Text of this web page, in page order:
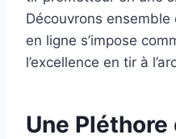
Découvrons
en ligne s’impose
l’excellence en tir à
Une